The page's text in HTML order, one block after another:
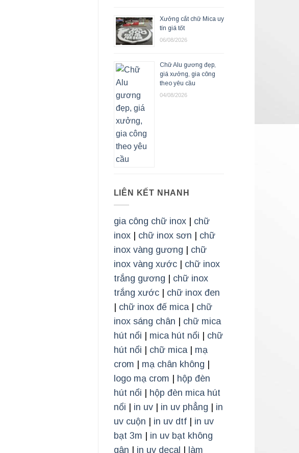
Xưởng cắt chữ Mica uy
tín giá tốt
06/08/2026
Chữ Alu gương đẹp,
giá xưởng, gia công
theo yêu cầu
04/08/2026
LIÊN KẾT NHANH
gia công chữ inox| chữ
inox| chữ inox sơn
chữ
inox vàng gương
chữ
inox vàng xước| chữ inox
trắng gương
chữ inox
trắng xước| chữ inox đen
chữ inox đế mica| chữ
inox sáng chân
chữ mica
hút nổi
mica hút nổi
chữ
hút nổi
chữ mica| mạ
crom
mạ chân không
logo mạ crom
hộp đèn
hút nổi
hộp đèn mica hút
nổi
in uv| in uv phẳng
in
uv cuộn
in uv dtf| in uv
bạt 3m
in uv bạt không
gân
in uv decal làm